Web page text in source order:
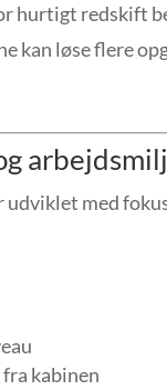
hurtigt redskift
kan løse flere
udviklet med
kabinen